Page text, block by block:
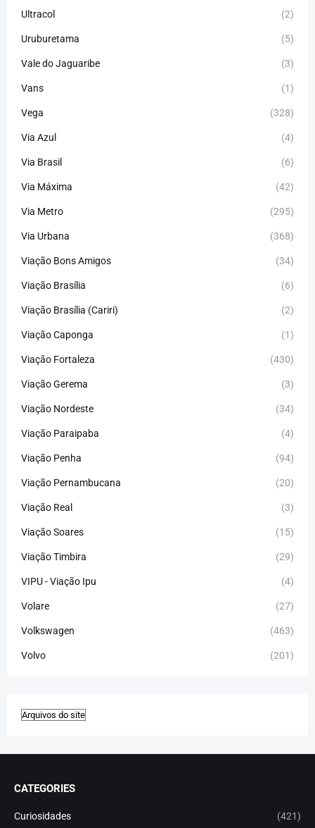
Ultracol (2)
Uruburetama (5)
Vale do Jaguaribe (3)
Vans (1)
Vega (328)
Via Azul (4)
Via Brasil (6)
Via Máxima (42)
Via Metro (295)
Via Urbana (368)
Viação Bons Amigos (34)
Viação Brasília (6)
Viação Brasília (Cariri) (2)
Viação Caponga (1)
Viação Fortaleza (430)
Viação Gerema (3)
Viação Nordeste (34)
Viação Paraipaba (4)
Viação Penha (94)
Viação Pernambucana (20)
Viação Real (3)
Viação Soares (15)
Viação Timbira (29)
VIPU - Viação Ipu (4)
Volare (27)
Volkswagen (463)
Volvo (201)
CATEGORIES
Curiosidades (421)